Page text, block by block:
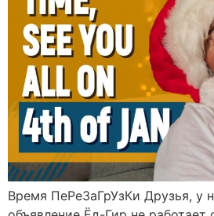
Время ПеРеЗаГрУзКи Друзья, у